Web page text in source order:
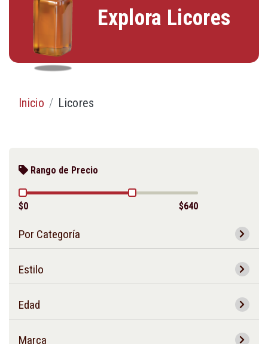
Explora Licores
Inicio Licores
Rango de Precio
$0 $640
Por Categoría
Estilo
Edad
Marca